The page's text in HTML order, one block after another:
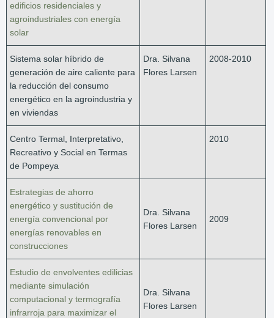
edificios residenciales y
agroindustriales con energía
solar
Sistema solar híbrido de
generación de aire caliente para
la reducción del consumo
energético en la agroindustria y
en viviendas
Dra. Silvana
Flores Larsen
2008-2010
Centro Termal, Interpretativo,
Recreativo y Social en Termas
de Pompeya
2010
Estrategias de ahorro
energético y sustitución de
energía convencional por
energías renovables en
construcciones
Dra. Silvana
Flores Larsen
2009
Estudio de envolventes edilicias
mediante simulación
computacional y termografía
infrarroja para maximizar el
Dra. Silvana
Flores Larsen